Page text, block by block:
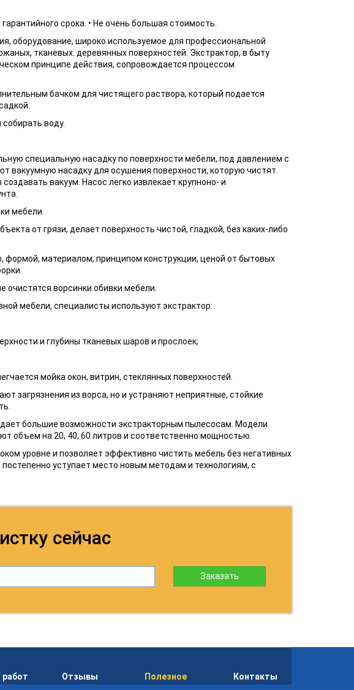
срока. • Не очень большая стоимость.
оборудование, широко используемое для профессиональной
тканевых. деревянных поверхностей. Экстрактор, в быту
принципе действия, сопровождается процессом
бачком для чистящего раствора, который подается
воду.
специальную насадку по поверхности мебели, под давлением с
насадку для осушения поверхности, которую чистят.
вакуум. Насос легко извлекает крупноно- и
мебели.
от грязи, делает поверхность чистой, гладкой, без каких-либо
материалом, принципом конструкции, ценой от бытовых
ворсинки обивки мебели.
мебели, специалисты используют экстрактор:
и глубины тканевых шаров и прослоек;
мойка окон, витрин, стеклянных поверхностей.
загрязнения из ворса, но и устраняют неприятные, стойкие
большие возможности экстракторным пылесосам. Модели
объем на 20, 40, 60 литров и соответственно мощностью.
уровне и позволяет эффективно чистить мебель без негативных
уступает место новым методам и технологиям, с
сейчас
Заказать
Отзывы Полезное Контакты